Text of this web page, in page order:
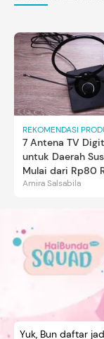
REKOMENDASI
7 Antena TV
untuk Daerah
Mulai dari Rp80
Amira Salsabila
Yuk, Bun daftar